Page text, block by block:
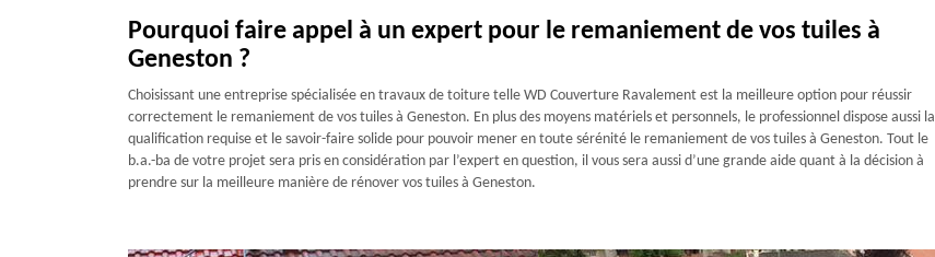
Pourquoi faire appel à un expert pour le remaniement de vos tuiles à
Geneston ?
Choisissant une entreprise spécialisée en travaux de toiture telle WD Couverture Ravalement est la meilleure option pour réussir
correctement le remaniement de vos tuiles à Geneston. En plus des moyens matériels et personnels, le professionnel dispose aussi la
qualification requise et le savoir-faire solide pour pouvoir mener en toute sérénité le remaniement de vos tuiles à Geneston. Tout le
b.a.-ba de votre projet sera pris en considération par l’expert en question, il vous sera aussi d’une grande aide quant à la décision à
prendre sur la meilleure manière de rénover vos tuiles à Geneston.